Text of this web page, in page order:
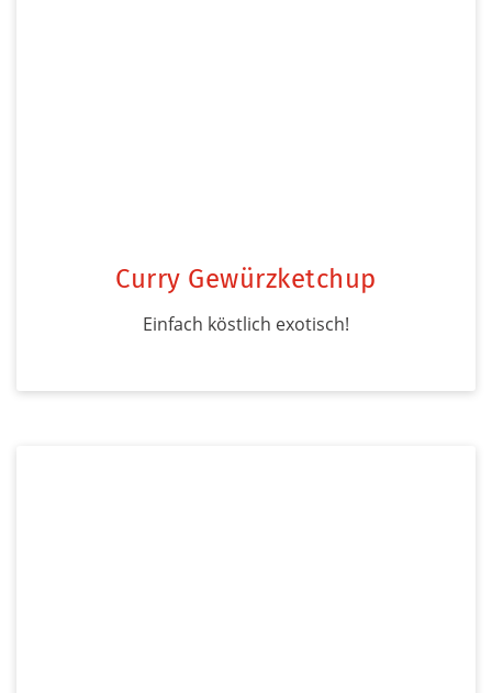
Curry Gewürzketchup
Einfach köstlich exotisch!